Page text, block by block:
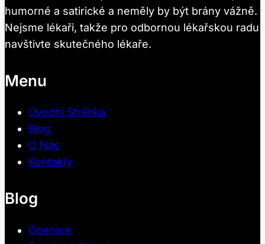
humorné a satirické a neměly by být brány vážně.
Nejsme lékaři, takže pro odbornou lékařskou radu
navštivte skutečného lékaře.
Menu
Úvodní Stránka
Blog
O Nás
Kontakty
Blog
Operace